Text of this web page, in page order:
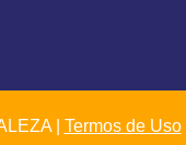
| Termos de Uso|